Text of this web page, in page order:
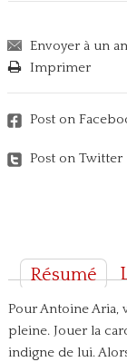
Envoyer à un
Imprimer
Post on
Post on Twitter
Résumé
Pour Antoine Aria,
pleine. Jouer la
indigne de lui.